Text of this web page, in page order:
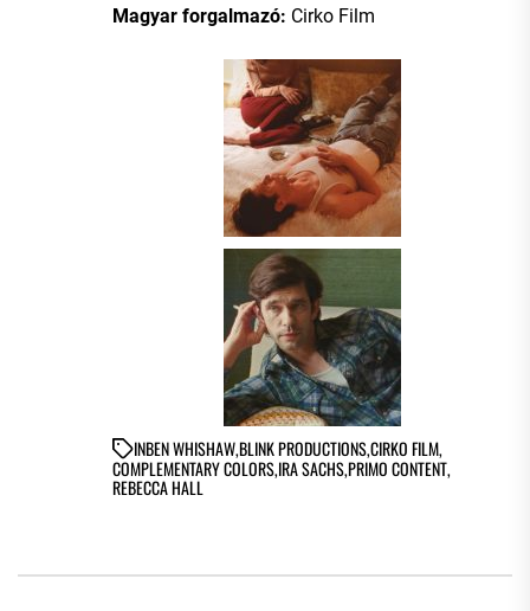
Magyar forgalmazó: Cirko Film
INBEN WHISHAW,BLINK PRODUCTIONS,CIRKO FILM,
COMPLEMENTARY COLORS,IRA SACHS,PRIMO CONTENT,
REBECCA HALL